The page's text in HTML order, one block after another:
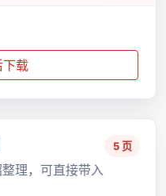
下载
理，可直接带入
5 页